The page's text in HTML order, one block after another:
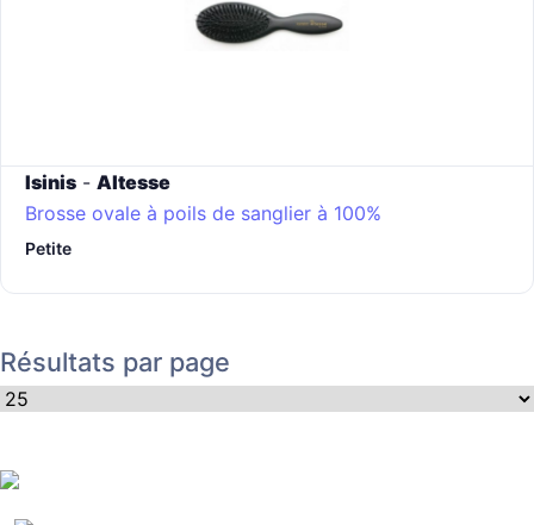
Isinis - Altesse
Brosse ovale à poils de sanglier à 100%
Petite
Résultats par page